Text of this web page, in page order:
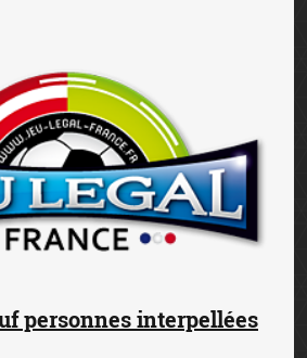
personnes interpellées